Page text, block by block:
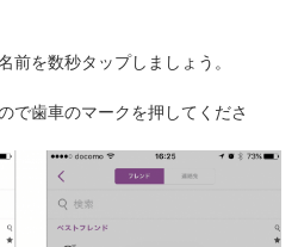
前を数秒タップしましょう。
で歯車のマークを押してくださ